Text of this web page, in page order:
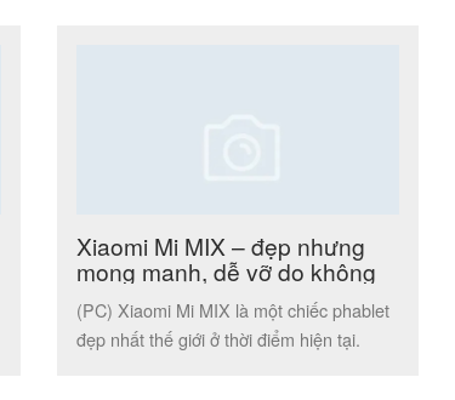
Xiaomi Mi MIX – đẹp nhưng
mong manh, dễ vỡ do không
dùng kính cường lực Gorilla
Glass?
(PC) Xiaomi Mi MIX là một chiếc phablet
đẹp nhất thế giới ở thời điểm hiện tại.